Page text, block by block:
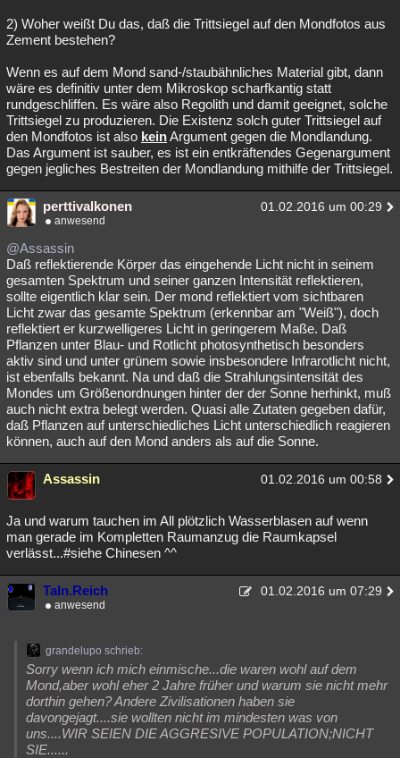
2) Woher weißt Du das, daß die Trittsiegel auf den Mondfotos aus
Zement bestehen?
Wenn es auf dem Mond sand-/staubähnliches Material gibt, dann
wäre es definitiv unter dem Mikroskop scharfkantig statt
rundgeschliffen. Es wäre also Regolith und damit geeignet, solche
Trittsiegel zu produzieren. Die Existenz solch guter Trittsiegel auf
den Mondfotos ist also keinArgument gegen die Mondlandung.
Das Argument ist sauber, es ist ein entkräftendes Gegenargument
gegen jegliches Bestreiten der Mondlandung mithilfe der Trittsiegel.
perttivalkonen 01.02.2016 um 00:29
anwesend
@Assassin
Daß reflektierende Körper das eingehende Licht nicht in seinem
gesamten Spektrum und seiner ganzen Intensität reflektieren,
sollte eigentlich klar sein. Der mond reflektiert vom sichtbaren
Licht zwar das gesamte Spektrum (erkennbar am "Weiß"), doch
reflektiert er kurzwelligeres Licht in geringerem Maße. Daß
Pflanzen unter Blau- und Rotlicht photosynthetisch besonders
aktiv sind und unter grünem sowie insbesondere Infrarotlicht nicht,
ist ebenfalls bekannt. Na und daß die Strahlungsintensität des
Mondes um Größenordnungen hinter der der Sonne herhinkt, muß
auch nicht extra belegt werden. Quasi alle Zutaten gegeben dafür,
daß Pflanzen auf unterschiedliches Licht unterschiedlich reagieren
können, auch auf den Mond anders als auf die Sonne.
Assassin 01.02.2016 um 00:58
Ja und warum tauchen im All plötzlich Wasserblasen auf wenn
man gerade im Kompletten Raumanzug die Raumkapsel
verlässt...#siehe Chinesen ^^
Taln.Reich 01.02.2016 um 07:29
anwesend
grandelupo schrieb:
Sorry wenn ich mich einmische...die waren wohl auf dem
Mond,aber wohl eher 2 Jahre früher und warum sie nicht mehr
dorthin gehen? Andere Zivilisationen haben sie
davongejagt....sie wollten nicht im mindesten was von
uns....WIR SEIEN DIE AGGRESIVE POPULATION;NICHT
SIE......